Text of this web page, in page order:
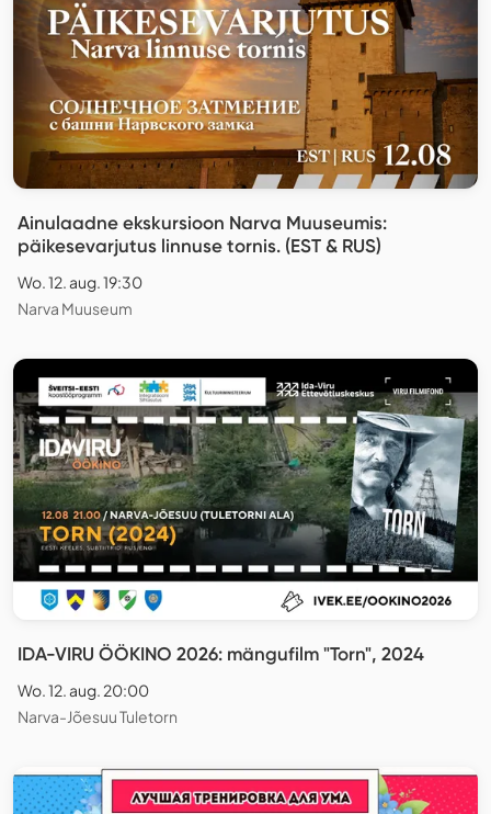
Ainulaadne ekskursioon Narva Muuseumis:
päikesevarjutus linnuse tornis. (EST & RUS)
Wo. 12. aug. 19:30
Narva Muuseum
IDA-VIRU ÖÖKINO 2026: mängufilm "Torn", 2024
Wo. 12. aug. 20:00
Narva-Jõesuu Tuletorn